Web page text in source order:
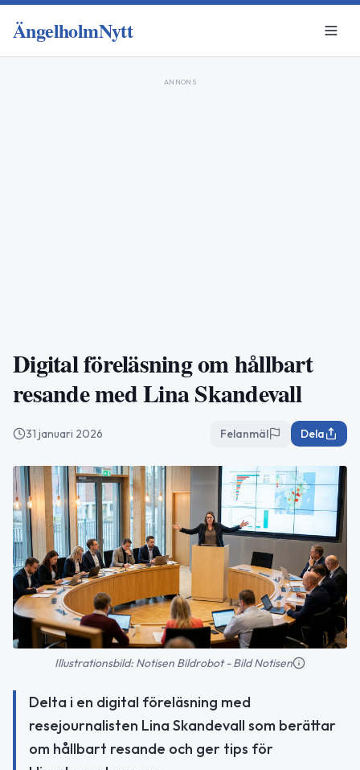
ÄngelholmNytt
ANNONS
Digital föreläsning om hållbart
resande med Lina Skandevall
31 januari 2026 Felanmäl Dela
Illustrationsbild: Notisen Bildrobot - Bild Notisen
Delta i en digital föreläsning med
resejournalisten Lina Skandevall som berättar
om hållbart resande och ger tips för